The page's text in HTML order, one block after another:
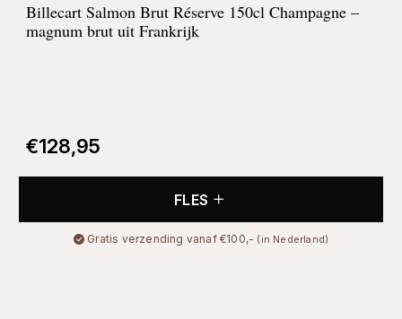
Billecart Salmon Brut Réserve 150cl Champagne –
magnum brut uit Frankrijk
€128,95
FLES
Gratis verzending vanaf €100,- (in Nederland)